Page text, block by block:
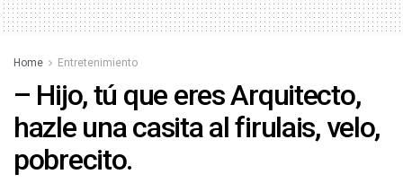
Home Entretenimiento
– Hijo, tú que eres Arquitecto,
hazle una casita al firulais, velo,
pobrecito.